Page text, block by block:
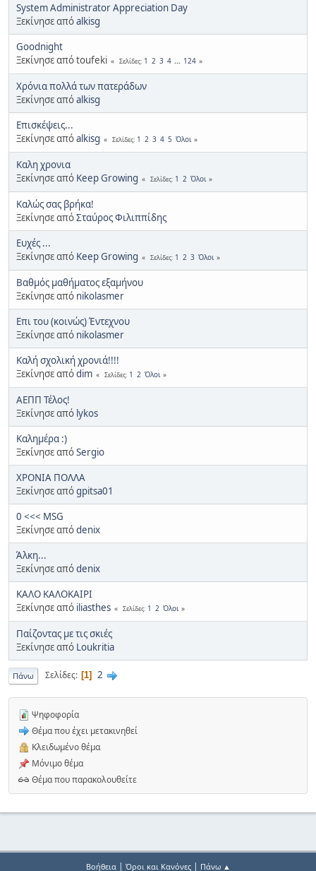
System Administrator Appreciation Day
Ξεκίνησε απόalkisg
Goodnight
Ξεκίνησε από toufeki
Σελίδες 1 2 3 4 ... 124
Χρόνια πολλά των πατεράδων
Ξεκίνησε απόalkisg
Επισκέψεις...
Ξεκίνησε απόalkisg Σελίδες 1 2 3 4 5 Όλοι
Καλη χρονια
Ξεκίνησε από Keep Growing Σελίδες 1 2 Όλοι
Καλώς σας βρήκα!
Ξεκίνησε απόΣταύρος Φιλιππίδης
Ευχές ...
Ξεκίνησε από Keep Growing Σελίδες 1 2 3 Όλοι
Βαθμός μαθήματος εξαμήνου
Ξεκίνησε από nikolasmer
Επι του (κοινώς) Έντεχνου
Ξεκίνησε από nikolasmer
Καλή σχολική χρονιά!!!!
Ξεκίνησε απόdim Σελίδες 1 2 Όλοι
ΑΕΠΠ Τέλος!
Ξεκίνησε από lykos
Καλημέρα :)
Ξεκίνησε απόSergio
ΧΡΟΝΙΑ ΠΟΛΛΑ
Ξεκίνησε απόgpitsa01
0 <<< MSG
Ξεκίνησε απόdenix
Άλκη...
Ξεκίνησε απόdenix
ΚΑΛΟ ΚΑΛΟΚΑΙΡΙ
Ξεκίνησε από iliasthes Σελίδες 1 2 Όλοι
Παίζοντας με τις σκιές
Ξεκίνησε από Loukritia
Πάνω Σελίδες 1 2
Ψηφοφορία
Θέμα που έχει μετακινηθεί
Κλειδωμένο θέμα
Μόνιμο θέμα
Θέμα που παρακολουθείτε
Βοήθεια| Όροι και Κανόνες| Πάνω ▲